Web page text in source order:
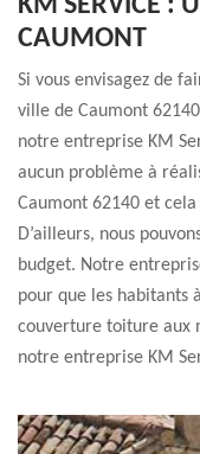
KM SERVICE :
CAUMONT
Si vous envisagez de
ville de Caumont
notre entreprise KM
aucun problème à
Caumont 62140 et
D’ailleurs, nous
budget. Notre
pour que les habitants
couverture toiture aux
notre entreprise KM